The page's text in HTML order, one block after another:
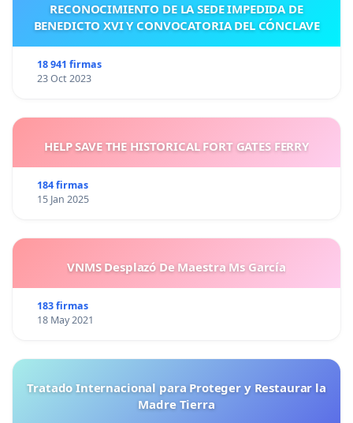
RECONOCIMIENTO DE LA SEDE IMPEDIDA DE
BENEDICTO XVI Y CONVOCATORIA DEL CÓNCLAVE
18 941 firmas
23 Oct 2023
HELP SAVE THE HISTORICAL FORT GATES FERRY
184 firmas
15 Jan 2025
VNMS Desplazó De Maestra Ms García
183 firmas
18 May 2021
Tratado Internacional para Proteger y Restaurar la
Madre Tierra